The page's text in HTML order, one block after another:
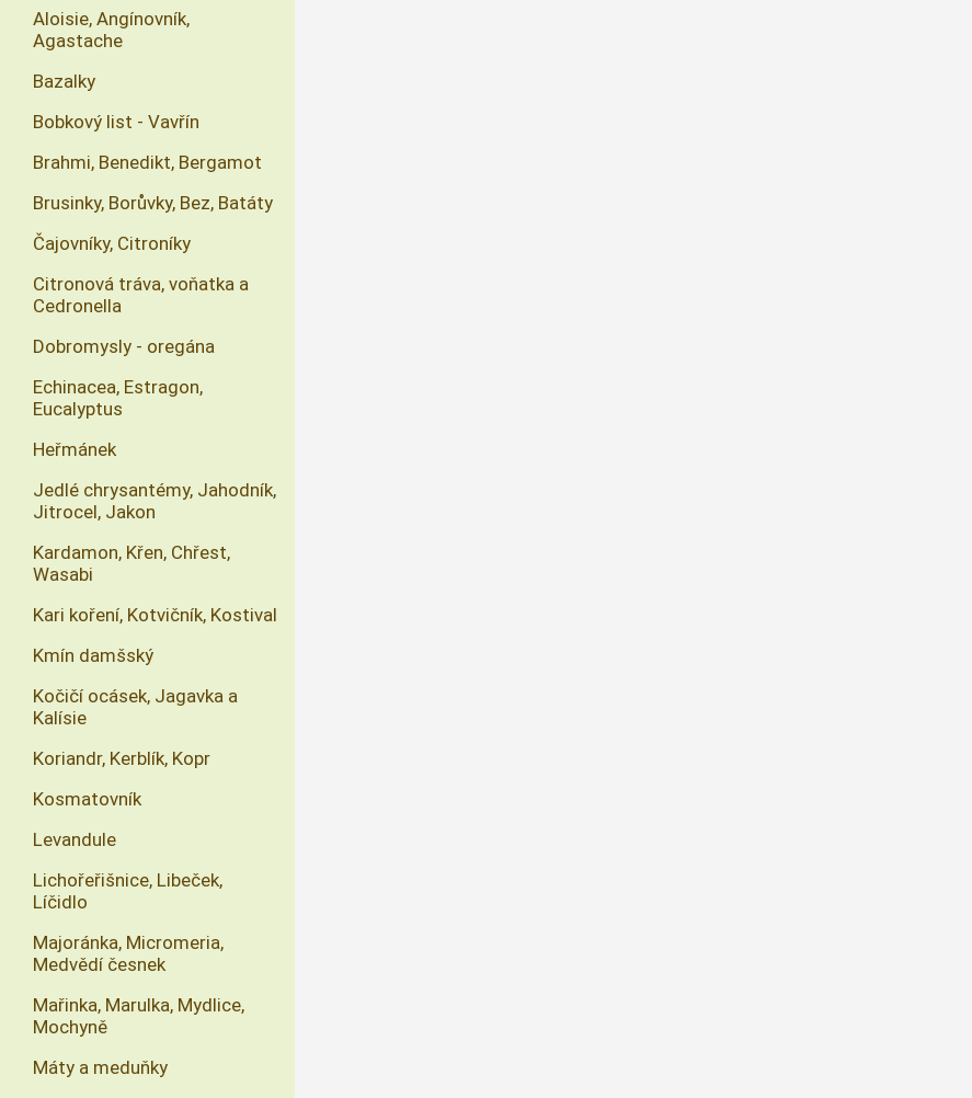
Aloisie, Angínovník,
Agastache
Bazalky
Bobkový list - Vavřín
Brahmi, Benedikt, Bergamot
Brusinky, Borůvky, Bez, Batáty
Čajovníky, Citroníky
Citronová tráva, voňatka a
Cedronella
Dobromysly - oregána
Echinacea, Estragon,
Eucalyptus
Heřmánek
Jedlé chrysantémy, Jahodník,
Jitrocel, Jakon
Kardamon, Křen, Chřest,
Wasabi
Kari koření, Kotvičník, Kostival
Kmín damšský
Kočičí ocásek, Jagavka a
Kalísie
Koriandr, Kerblík, Kopr
Kosmatovník
Levandule
Lichořeřišnice, Libeček,
Líčidlo
Majoránka, Micromeria,
Medvědí česnek
Mařinka, Marulka, Mydlice,
Mochyně
Máty a meduňky